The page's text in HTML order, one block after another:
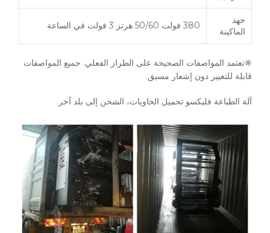
جهد
الماكينة
380 فولت 50/60 هرتز 3 فولت في الساعة
※تعتمد المواصفات الصحيحة على الطراز الفعلي. جميع المواصفات
قابلة للتغيير دون إشعار مسبق.
آلة الطباعة فليكسو تحميل الحاويات، الشحن إلى بلد آخر.